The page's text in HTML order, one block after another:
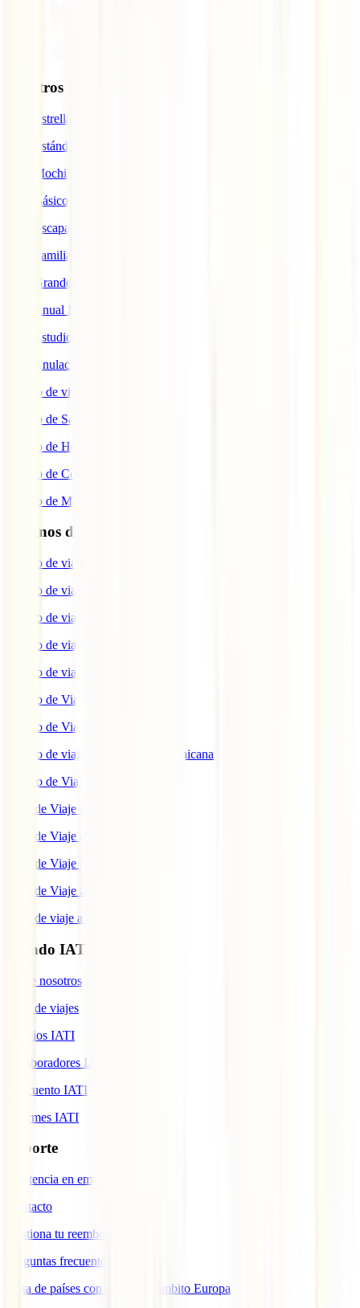
Nuestros seguros
IATI Estrella
IATI Estándar
IATI Mochilero
IATI Básico
IATI Escapadas
IATI Familia
IATI Grandes Viajeros
IATI Anual Multiviaje
IATI Estudios
IATI Anulación Premium
Seguro de viaje COVID
Seguro de Salud
Seguro de Hogar
Seguro de Coche
Seguro de Moto
Destinos de interés
Seguro de viaje a EEUU
Seguro de viaje a Indonesia
Seguro de viaje a Marruecos
Seguro de viaje a Reino Unido
Seguro de viaje a México
Seguro de Viaje a Tailandia
Seguro de Viaje a China
Seguro de viaje a República Dominicana
Seguro de Viaje a Colombia
Guía de Viaje a Estados Unidos
Guía de Viaje a México
Guía de Viaje a Marruecos
Guía de Viaje a Cuba
Guía de viaje a Indonesia
Mundo IATI
Sobre nosotros
Blog de viajes
Premios IATI
Colaboradores IATI
Descuento IATI
Informes IATI
Soporte
Asistencia en emergencias
Contacto
Gestiona tu reembolso
Preguntas frecuentes
Lista de países con cobertura ámbito Europa